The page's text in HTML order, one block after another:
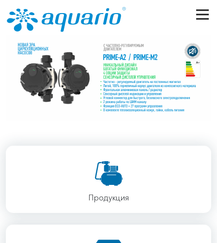
Перейти к основному содержанию
Previous Next
Продукция